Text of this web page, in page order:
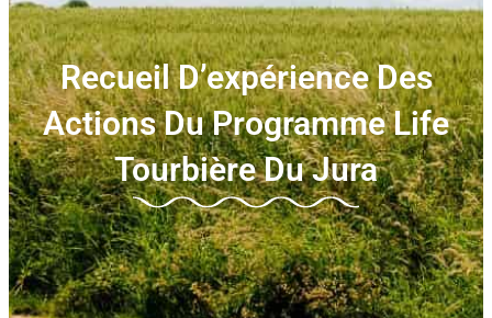
Recueil D’expérience Des
Actions Du Programme Life
Tourbière Du Jura